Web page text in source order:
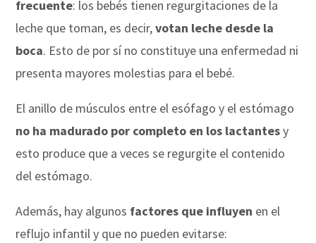
frecuente: los bebés tienen regurgitaciones de la
leche que toman, es decir,votan leche desde la
boca. Esto de por sí no constituye una enfermedad ni
presenta mayores molestias para el bebé.
El anillo de músculos entre el esófago y el estómago
no ha madurado por completo en los lactantesy
esto produce que a veces se regurgite el contenido
del estómago.
Además, hay algunos factores que influyen en el
reflujo infantil y que no pueden evitarse: